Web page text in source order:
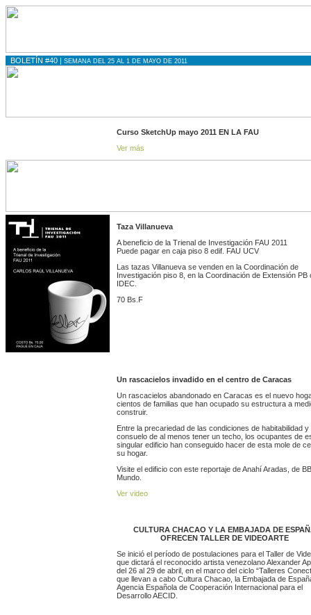
BOLETÍN #40 | SEMANA DEL 25 AL 1 DE MAYO DE 2011
Curso SketchUp mayo 2011 EN LA FAU
Ver más
Taza Villanueva
A beneficio de la Trienal de Investigación FAU 2011
Puede pagar en caja piso 8 edif. FAU UCV
Las tazas Villanueva se venden en la Coordinación de
Investigación piso 8, en la Coordinación de Extensión PB
IDEC.
70 Bs.F
Un rascacielos invadido en el centro de Caracas
Un rascacielos abandonado en Caracas es el nuevo
cientos de familias que han ocupado su estructura a
construir.
Entre la precariedad de las condiciones de habitabilidad y
consuelo de al menos tener un techo, los ocupantes de
singular edificio han conseguido hacer de esta mole de
su hogar.
Visite el edificio con este reportaje de Anahí Aradas, de
Mundo.
Ver video
CULTURA CHACAO Y LA EMBAJADA DE
OFRECEN TALLER DE VIDEOARTE
Se inició el período de postulaciones para el Taller de
que dictará el reconocido artista venezolano Alexander
del 26 al 29 de abril, en el marco del ciclo “Talleres
que llevan a cabo Cultura Chacao, la Embajada de
Agencia Española de Cooperación Internacional para el
Desarrollo AECID.